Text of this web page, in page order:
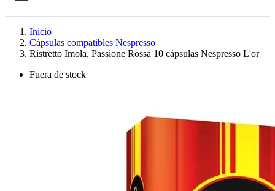
Inicio
Cápsulas compatibles Nespresso
Ristretto Imola, Passione Rossa 10 cápsulas Nespresso L'or
Fuera de stock